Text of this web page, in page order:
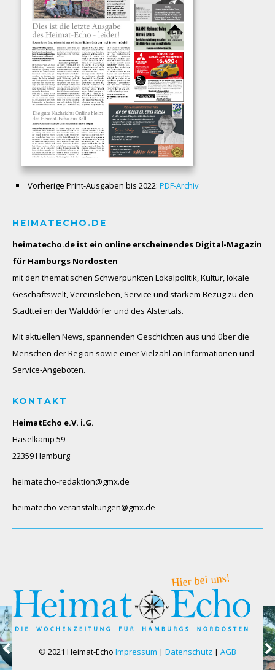
Vorherige Print-Ausgaben bis 2022: PDF-Archiv
HEIMATECHO.DE
heimatecho.de ist ein online erscheinendes Digital-Magazin
für Hamburgs Nordosten
mit den thematischen Schwerpunkten Lokalpolitik, Kultur, lokale
Geschäftswelt, Vereinsleben, Service und starkem Bezug zu den
Stadtteilen der Walddörfer und des Alstertals.
Mit aktuellen News, spannenden Geschichten aus und über die
Menschen der Region sowie einer Vielzahl an Informationen und
Service-Angeboten.
KONTAKT
HeimatEcho e.V. i.G.
Haselkamp 59
22359 Hamburg
heimatecho-redaktion@gmx.de
heimatecho-veranstaltungen@gmx.de
© 2021 Heimat-Echo Impressum | Datenschutz | AGB